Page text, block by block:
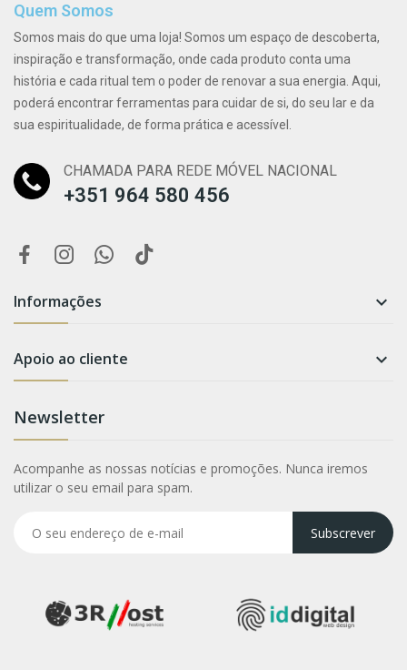
Quem Somos
Somos mais do que uma loja! Somos um espaço de descoberta,
inspiração e transformação, onde cada produto conta uma
história e cada ritual tem o poder de renovar a sua energia. Aqui,
poderá encontrar ferramentas para cuidar de si, do seu lar e da
sua espiritualidade, de forma prática e acessível.
CHAMADA PARA REDE MÓVEL NACIONAL
+351 964 580 456
Informações 
Apoio ao cliente 
Newsletter
Acompanhe as nossas notícias e promoções. Nunca iremos
utilizar o seu email para spam.
Subscrever